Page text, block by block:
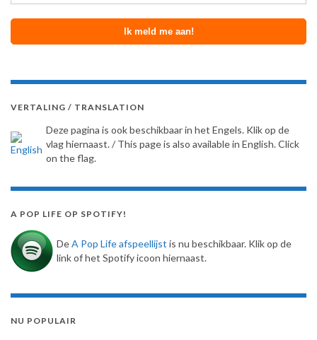
VERTALING / TRANSLATION
Deze pagina is ook beschikbaar in het Engels. Klik op de
vlag hiernaast. / This page is also available in English. Click
on the flag.
A POP LIFE OP SPOTIFY!
DeA Pop Life afspeellijst is nu beschikbaar. Klik op de
link of het Spotify icoon hiernaast.
NU POPULAIR